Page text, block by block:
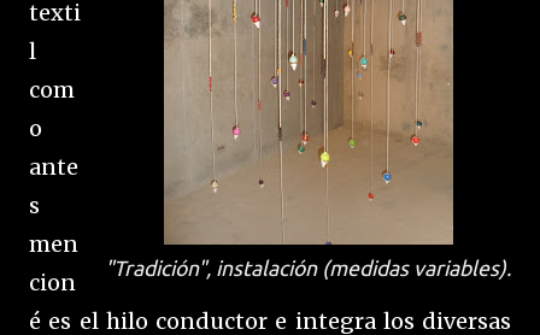
"Tradición", instalación (medidas variables).
texti
l
com
o
ante
s
men
cion
é es el hilo conductor e integra los diversas